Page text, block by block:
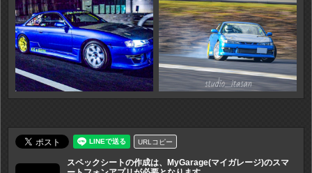
URLコピー
スペックシートの作成は、MyGarage(マイガレージ)のスマ